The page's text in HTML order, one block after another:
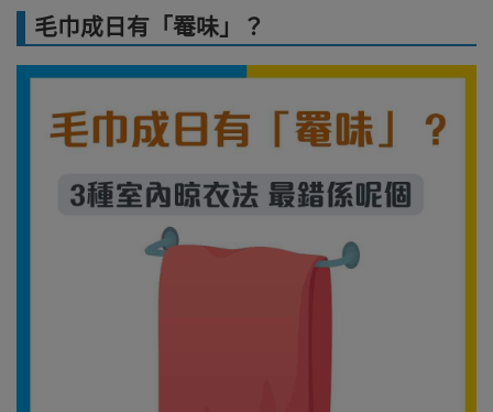
毛巾成日有「罨味」？